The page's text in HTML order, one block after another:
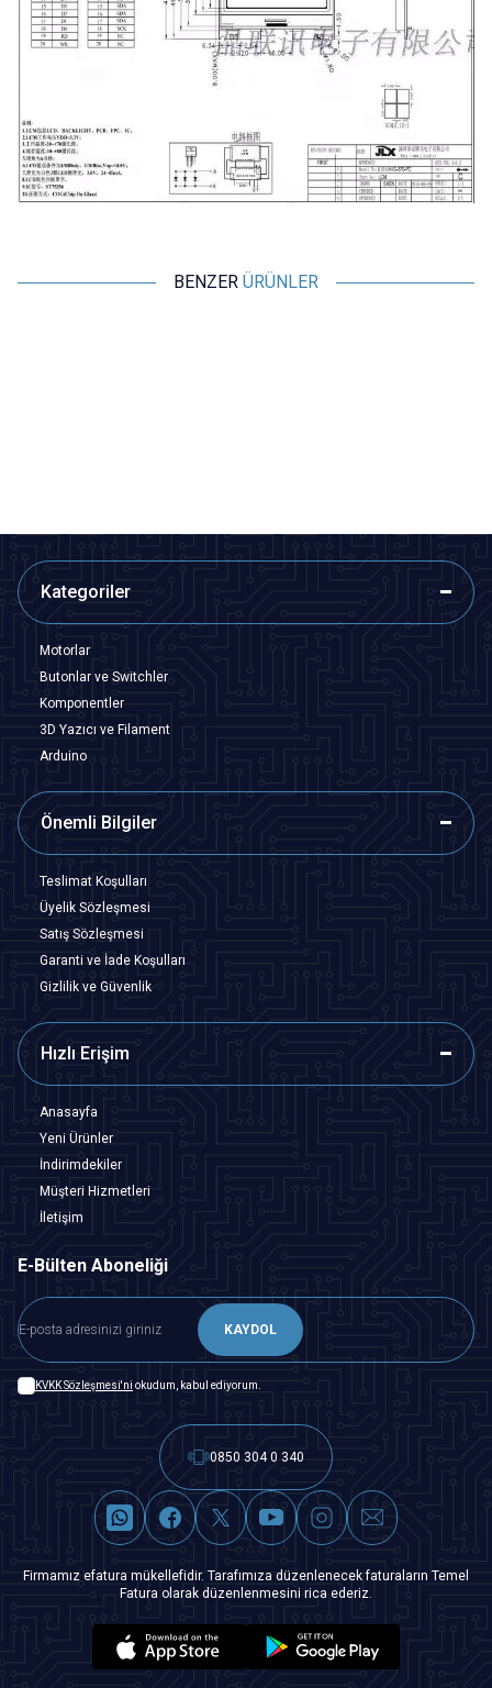
BENZER ÜRÜNLER
Kategoriler
Motorlar
Butonlar ve Switchler
Komponentler
3D Yazıcı ve Filament
Arduino
Önemli Bilgiler
Teslimat Koşulları
Üyelik Sözleşmesi
Satış Sözleşmesi
Garanti ve İade Koşulları
Gizlilik ve Güvenlik
Hızlı Erişim
Anasayfa
Yeni Ürünler
İndirimdekiler
Müşteri Hizmetleri
İletişim
E-Bülten Aboneliği
KAYDOL
KVKK Sözleşmesi'ni okudum, kabul ediyorum.
0850 304 0 340
Firmamız efatura mükellefidir. Tarafımıza düzenlenecek faturaların Temel
Fatura olarak düzenlenmesini rica ederiz.